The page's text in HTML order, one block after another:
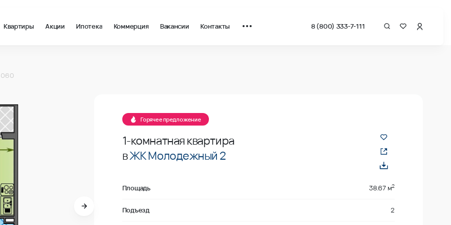
Квартиры Акции Ипотека Коммерция Вакансии Контакты 8 (800) 333-7-111
Горячее предложение
1-комнатная квартира
вЖК Молодежный 2
Площадь 38.67 м2
Подъезд 2